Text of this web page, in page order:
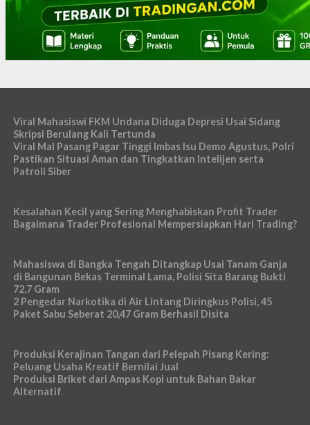
Viral Mahasiswi FKM Undana Diduga Depresi Usai Sidang
Skripsi Berulang Kali Tertunda
Viral Mal Pasang Pagar Tinggi Imbas Isu Demo Agustus, Polri
Pastikan Situasi Aman dan Tingkatkan Intelijen serta
Patroli Siber
Kesalahan Kecil yang Sering Menghabiskan Profit Trader
Bagaimana Trader Profesional Mempersiapkan Hari Trading?
Mahasiswa di Bangka Tengah Ditangkap Usai Tanam Ganja
di Bangunan Bekas Terminal Lama, Polisi Sita Barang Bukti
72,7 Gram
2 Pengedar Narkotika di Air Lintang Diringkus Polisi, 45
Paket Sabu Seberat 20,47 Gram Berhasil Disita
Produksi Kerajinan Tangan dari Pelepah Pisang Kering:
Peluang Usaha Kreatif Bernilai Jual
Produksi Briket dari Ampas Kopi untuk Bahan Bakar
Alternatif